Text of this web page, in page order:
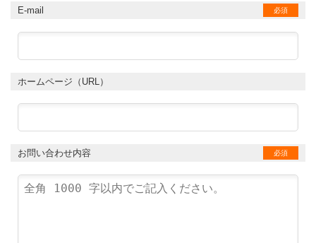
E-mail 必須
ホームページ（URL）
お問い合わせ内容 必須